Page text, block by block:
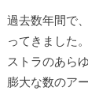
過去数年間で
ってきました
ストラのあら
膨大な数のア